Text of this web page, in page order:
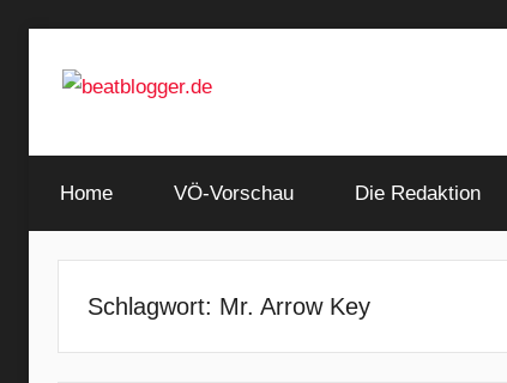
Inhalt
beatblogger.de
and
the
Home VÖ-Vorschau Die Redaktion
Schlagwort: Mr. Arrow Key